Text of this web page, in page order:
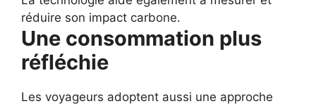
réduire son impact carbone.
Une consommation plus
réfléchie
Les voyageurs adoptent aussi une approche